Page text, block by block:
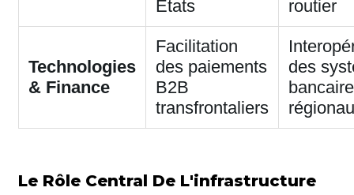
États
routier
Technologies
& Finance
Facilitation
des paiements
B2B
transfrontaliers
des
Le Rôle Central De L'infrastructure